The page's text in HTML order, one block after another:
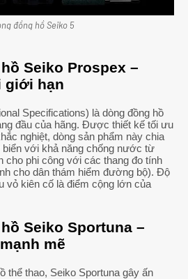
đồng hồ Seiko 5
Seiko Prospex –
giới hạn
Specifications) là dòng đồng hồ
đầu của hãng. Được thiết kế tối ưu
nghiệt, dòng sản phẩm này chia
biển với khả năng chống nước từ
cho phi công với các thang đo tính
cho dân thám hiểm đường bộ). Độ
vỏ kiên cố là điểm cộng lớn của
Seiko Sportuna –
mẽ
thể thao, Seiko Sportuna gây ấn